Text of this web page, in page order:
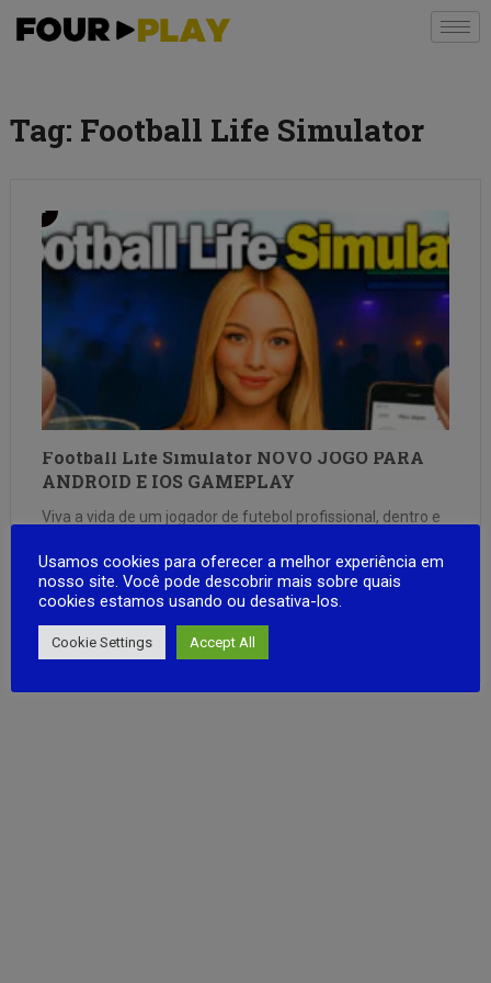
Tag: Football Life Simulator
Football Life Simulator NOVO JOGO PARA
ANDROID E IOS GAMEPLAY
Viva a vida de um jogador de futebol profissional, dentro e
social, suba na carreira e gaste o dinheiro que ganha.
Enquanto decora sua vida com luxo, gerencie seus
habilidades!Aprimore suas habilidades …
FULL ARTICLE
Usamos cookies para oferecer a melhor experiência em
nosso site. Você pode descobrir mais sobre quais
cookies estamos usando ou desativa-los.
Cookie Settings Accept All